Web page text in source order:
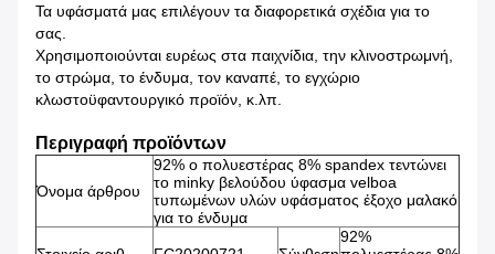
Τα υφάσματά μας επιλέγουν τα διαφορετικά σχέδια για το
σας.
Χρησιμοποιούνται ευρέως στα παιχνίδια, την κλινοστρωμνή,
το στρώμα, το ένδυμα, τον καναπέ, το εγχώριο
κλωστοϋφαντουργικό προϊόν, κ.λπ.
Περιγραφή προϊόντων
Όνομα άρθρου
92% ο πολυεστέρας 8% spandex τεντώνει
το minky βελούδου ύφασμα velboa
τυπωμένων υλών υφάσματος έξοχο μαλακό
για το ένδυμα
92%